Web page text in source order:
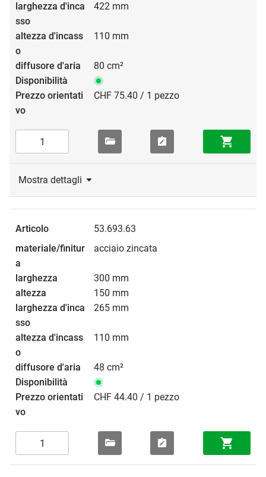
422 mm
110 mm
80 cm²
CHF 75.40 / 1 pezzo
Mostra dettagli
53.693.63
acciaio zincata
300 mm
150 mm
265 mm
110 mm
48 cm²
CHF 44.40 / 1 pezzo